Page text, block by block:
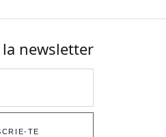
newsletter
TE